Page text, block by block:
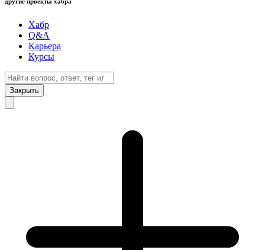
Хабр
Q&A
Карьера
Курсы
Закрыть